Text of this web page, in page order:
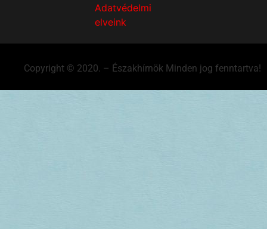
Adatvédelmi
elveink
Copyright © 2020. – Északhírnök Minden jog fenntartva!